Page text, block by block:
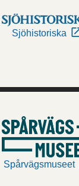
Sjöhistoriska
Spårvägsmuseet